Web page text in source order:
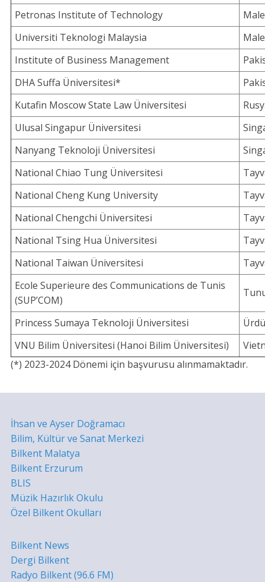
Petronas Institute of Technology
Universiti Teknologi Malaysia
Institute of Business Management
DHA Suffa Üniversitesi*
Kutafin Moscow State Law Üniversitesi
Ulusal Singapur Üniversitesi
Nanyang Teknoloji Üniversitesi
National Chiao Tung Üniversitesi
National Cheng Kung University
National Chengchi Üniversitesi
National Tsing Hua Üniversitesi
National Taiwan Üniversitesi
Ecole Superieure des Communications de Tunis
(SUP’COM)
Princess Sumaya Teknoloji Üniversitesi
VNU Bilim Üniversitesi (Hanoi Bilim Üniversitesi)
(*) 2023-2024 Dönemi için başvurusu alınmamaktadır.
İhsan ve Ayser Doğramacı
Bilim, Kültür ve Sanat Merkezi
Bilkent Malatya
Bilkent Erzurum
BLIS
Müzik Hazırlık Okulu
Özel Bilkent Okulları
Bilkent News
Dergi Bilkent
Radyo Bilkent (96.6 FM)